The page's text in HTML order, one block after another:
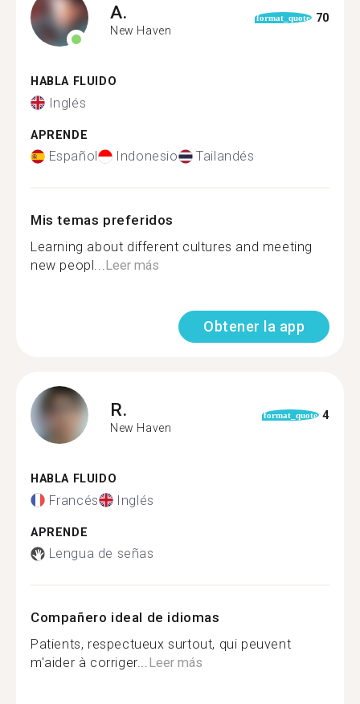
A.
New Haven
format_quote 70
HABLA FLUIDO
Inglés
APRENDE
Español Indonesio Tailandés
Mis temas preferidos
Learning about different cultures and meeting
new peopl...Leer más
Obtener la app
R.
New Haven
format_quote 4
HABLA FLUIDO
Francés Inglés
APRENDE
Lengua de señas
Compañero ideal de idiomas
Patients, respectueux surtout, qui peuvent
m'aider à corriger...Leer más